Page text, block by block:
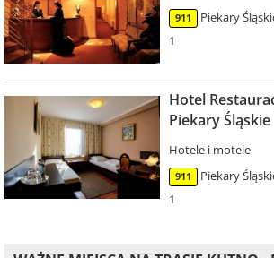
911
Piekary
1
Hotel
Piekary Śląskie
Hotele i motele
911
Piekary
1